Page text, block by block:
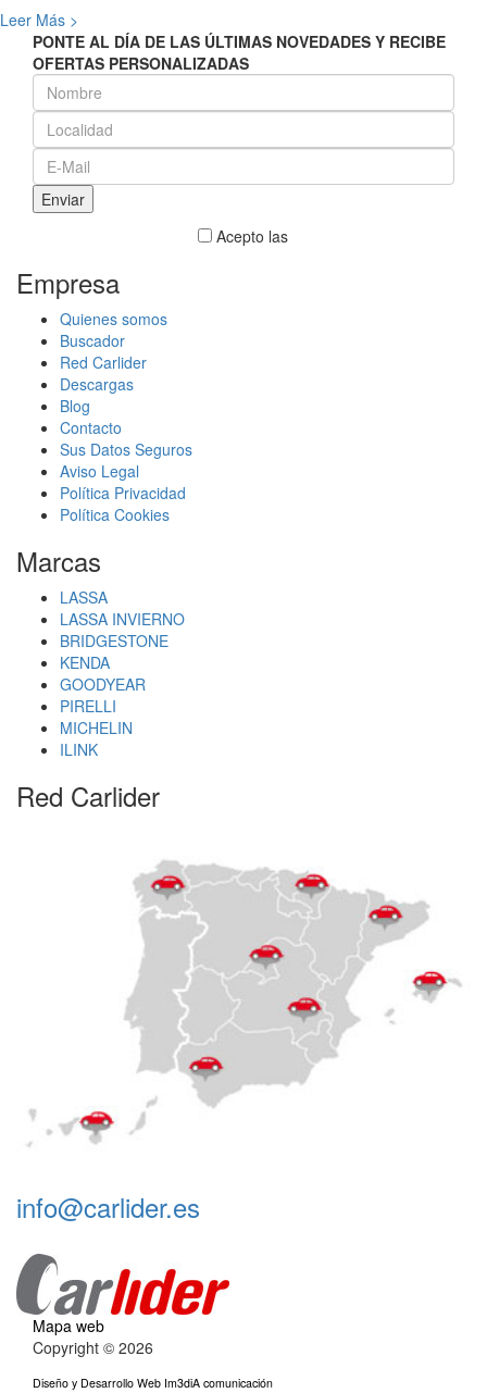
Leer Más >
PONTE AL DÍA DE LAS ÚLTIMAS NOVEDADES Y RECIBE
OFERTAS PERSONALIZADAS
Acepto las
Empresa
Quienes somos
Buscador
Red Carlider
Descargas
Blog
Contacto
Sus Datos Seguros
Aviso Legal
Política Privacidad
Política Cookies
Marcas
LASSA
LASSA INVIERNO
BRIDGESTONE
KENDA
GOODYEAR
PIRELLI
MICHELIN
ILINK
Red Carlider
info@carlider.es
Mapa web
Copyright © 2026
Diseño y Desarrollo Web Im3diA comunicación